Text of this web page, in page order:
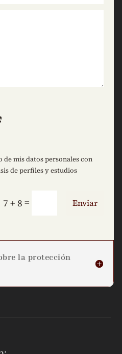
mis datos personales con
de perfiles y estudios
7 + 8 = Enviar
la protección